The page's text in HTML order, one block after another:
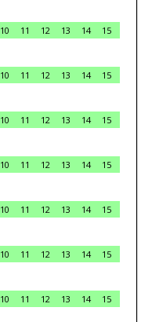
10 11 12 13 14
15
10 11 12 13 14
15
10 11 12 13 14
15
10 11 12 13 14
15
10 11 12 13 14
15
10 11 12 13 14
15
10 11 12 13 14
15